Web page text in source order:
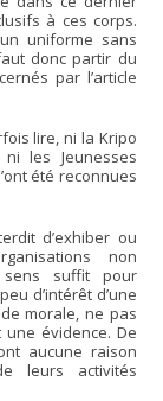
à ces corps.
uniforme sans
donc partir du
par l’article
lire, ni la Kripo
ni les Jeunesses
été reconnues
d’exhiber ou
non
sens suffit pour
d’intérêt d’une
morale, ne pas
évidence. De
aucune raison
leurs activités